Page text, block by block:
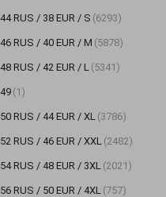
44 RUS / 38 EUR / S (6293)
46 RUS / 40 EUR / M (5878)
48 RUS / 42 EUR / L (5341)
49 (1)
50 RUS / 44 EUR / XL (3786)
52 RUS / 46 EUR / XXL (2482)
54 RUS / 48 EUR / 3XL (2021)
56 RUS / 50 EUR / 4XL (757)